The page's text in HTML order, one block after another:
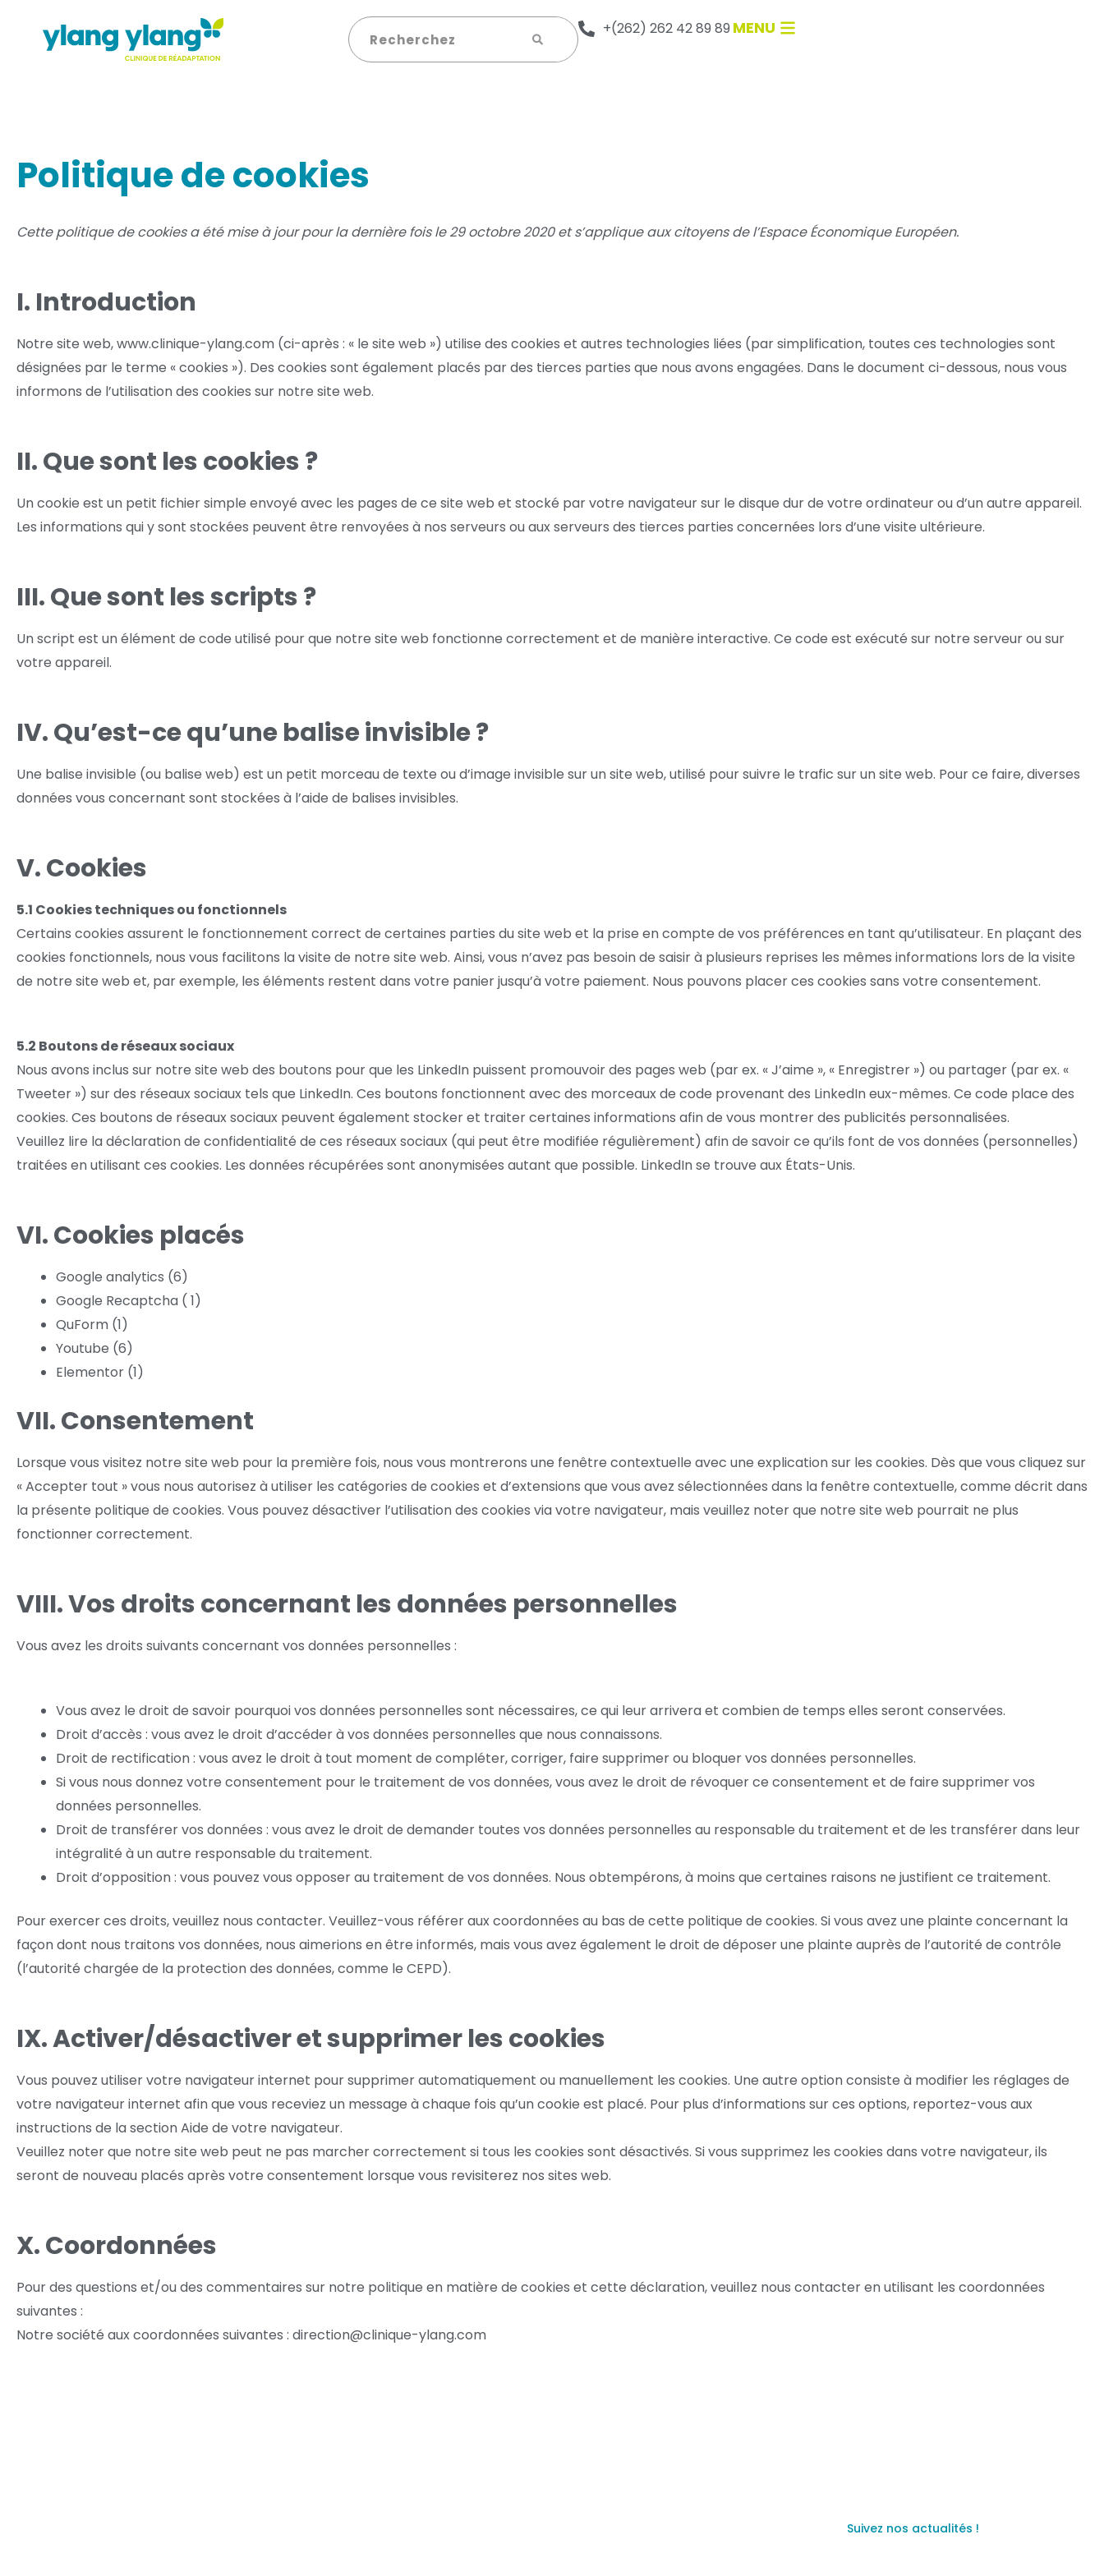
+(262) 262 42 89 89 MENU
Politique de cookies
Cette politique de cookies a été mise à jour pour la dernière fois le 29 octobre 2020 et s’applique aux citoyens de l’Espace Économique Européen.
I. Introduction
Notre site web, www.clinique-ylang.com (ci-après : « le site web ») utilise des cookies et autres technologies liées (par simplification, toutes ces technologies sont
désignées par le terme « cookies »). Des cookies sont également placés par des tierces parties que nous avons engagées. Dans le document ci-dessous, nous vous
informons de l’utilisation des cookies sur notre site web.
II. Que sont les cookies ?
Un cookie est un petit fichier simple envoyé avec les pages de ce site web et stocké par votre navigateur sur le disque dur de votre ordinateur ou d’un autre appareil.
Les informations qui y sont stockées peuvent être renvoyées à nos serveurs ou aux serveurs des tierces parties concernées lors d’une visite ultérieure.
III. Que sont les scripts ?
Un script est un élément de code utilisé pour que notre site web fonctionne correctement et de manière interactive. Ce code est exécuté sur notre serveur ou sur
votre appareil.
IV. Qu’est-ce qu’une balise invisible ?
Une balise invisible (ou balise web) est un petit morceau de texte ou d’image invisible sur un site web, utilisé pour suivre le trafic sur un site web. Pour ce faire, diverses
données vous concernant sont stockées à l’aide de balises invisibles.
V. Cookies
5.1 Cookies techniques ou fonctionnels
Certains cookies assurent le fonctionnement correct de certaines parties du site web et la prise en compte de vos préférences en tant qu’utilisateur. En plaçant des
cookies fonctionnels, nous vous facilitons la visite de notre site web. Ainsi, vous n’avez pas besoin de saisir à plusieurs reprises les mêmes informations lors de la visite
de notre site web et, par exemple, les éléments restent dans votre panier jusqu’à votre paiement. Nous pouvons placer ces cookies sans votre consentement.
5.2 Boutons de réseaux sociaux
Nous avons inclus sur notre site web des boutons pour que les LinkedIn puissent promouvoir des pages web (par ex. « J’aime », « Enregistrer ») ou partager (par ex. «
Tweeter ») sur des réseaux sociaux tels que LinkedIn. Ces boutons fonctionnent avec des morceaux de code provenant des LinkedIn eux-mêmes. Ce code place des
cookies. Ces boutons de réseaux sociaux peuvent également stocker et traiter certaines informations afin de vous montrer des publicités personnalisées.
Veuillez lire la déclaration de confidentialité de ces réseaux sociaux (qui peut être modifiée régulièrement) afin de savoir ce qu’ils font de vos données (personnelles)
traitées en utilisant ces cookies. Les données récupérées sont anonymisées autant que possible. LinkedIn se trouve aux États-Unis.
VI. Cookies placés
Google analytics (6)
Google Recaptcha ( 1)
QuForm (1)
Youtube (6)
Elementor (1)
VII. Consentement
Lorsque vous visitez notre site web pour la première fois, nous vous montrerons une fenêtre contextuelle avec une explication sur les cookies. Dès que vous cliquez sur
« Accepter tout » vous nous autorisez à utiliser les catégories de cookies et d’extensions que vous avez sélectionnées dans la fenêtre contextuelle, comme décrit dans
la présente politique de cookies. Vous pouvez désactiver l’utilisation des cookies via votre navigateur, mais veuillez noter que notre site web pourrait ne plus
fonctionner correctement.
VIII. Vos droits concernant les données personnelles
Vous avez les droits suivants concernant vos données personnelles :
Vous avez le droit de savoir pourquoi vos données personnelles sont nécessaires, ce qui leur arrivera et combien de temps elles seront conservées.
Droit d’accès : vous avez le droit d’accéder à vos données personnelles que nous connaissons.
Droit de rectification : vous avez le droit à tout moment de compléter, corriger, faire supprimer ou bloquer vos données personnelles.
Si vous nous donnez votre consentement pour le traitement de vos données, vous avez le droit de révoquer ce consentement et de faire supprimer vos
données personnelles.
Droit de transférer vos données : vous avez le droit de demander toutes vos données personnelles au responsable du traitement et de les transférer dans leur
intégralité à un autre responsable du traitement.
Droit d’opposition : vous pouvez vous opposer au traitement de vos données. Nous obtempérons, à moins que certaines raisons ne justifient ce traitement.
Pour exercer ces droits, veuillez nous contacter. Veuillez-vous référer aux coordonnées au bas de cette politique de cookies. Si vous avez une plainte concernant la
façon dont nous traitons vos données, nous aimerions en être informés, mais vous avez également le droit de déposer une plainte auprès de l’autorité de contrôle
(l’autorité chargée de la protection des données, comme le CEPD).
IX. Activer/désactiver et supprimer les cookies
Vous pouvez utiliser votre navigateur internet pour supprimer automatiquement ou manuellement les cookies. Une autre option consiste à modifier les réglages de
votre navigateur internet afin que vous receviez un message à chaque fois qu’un cookie est placé. Pour plus d’informations sur ces options, reportez-vous aux
instructions de la section Aide de votre navigateur.
Veuillez noter que notre site web peut ne pas marcher correctement si tous les cookies sont désactivés. Si vous supprimez les cookies dans votre navigateur, ils
seront de nouveau placés après votre consentement lorsque vous revisiterez nos sites web.
X. Coordonnées
Pour des questions et/ou des commentaires sur notre politique en matière de cookies et cette déclaration, veuillez nous contacter en utilisant les coordonnées
suivantes :
Notre société aux coordonnées suivantes : direction@clinique-ylang.com
Suivez nos actualités !